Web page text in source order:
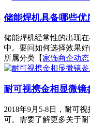
储能焊机具备哪些
储能焊机经常性的出现
中。要问如何选择效果
所属分类【家饰商企动态
耐可视携金相显微镜
2018年9月5-8日，耐可
可。需要了解更多关于